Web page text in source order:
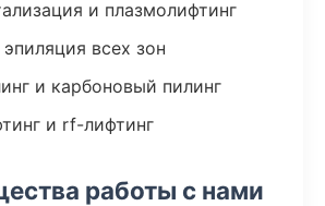
и плазмолифтинг
всех зон
и карбоновый пилинг
и rf-лифтинг
работы с нами